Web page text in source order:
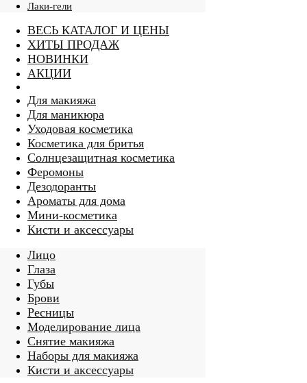
Лаки-гели
ВЕСЬ КАТАЛОГ И ЦЕНЫ
ХИТЫ ПРОДАЖ
НОВИНКИ
АКЦИИ
Для макияжа
Для маникюра
Уходовая косметика
Косметика для бритья
Солнцезащитная косметика
Феромоны
Дезодоранты
Ароматы для дома
Мини-косметика
Кисти и аксессуары
Лицо
Глаза
Губы
Брови
Ресницы
Моделирование лица
Снятие макияжа
Наборы для макияжа
Кисти и аксессуары